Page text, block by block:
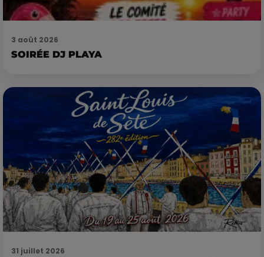
3 août 2026
SOIRÉE DJ PLAYA
31 juillet 2026